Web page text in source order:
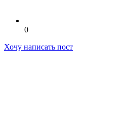
0
Хочу написать пост